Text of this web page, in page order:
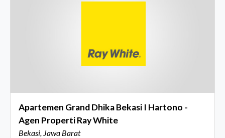
Apartemen Grand Dhika Bekasi I Hartono -
Agen Properti Ray White
Bekasi, Jawa Barat